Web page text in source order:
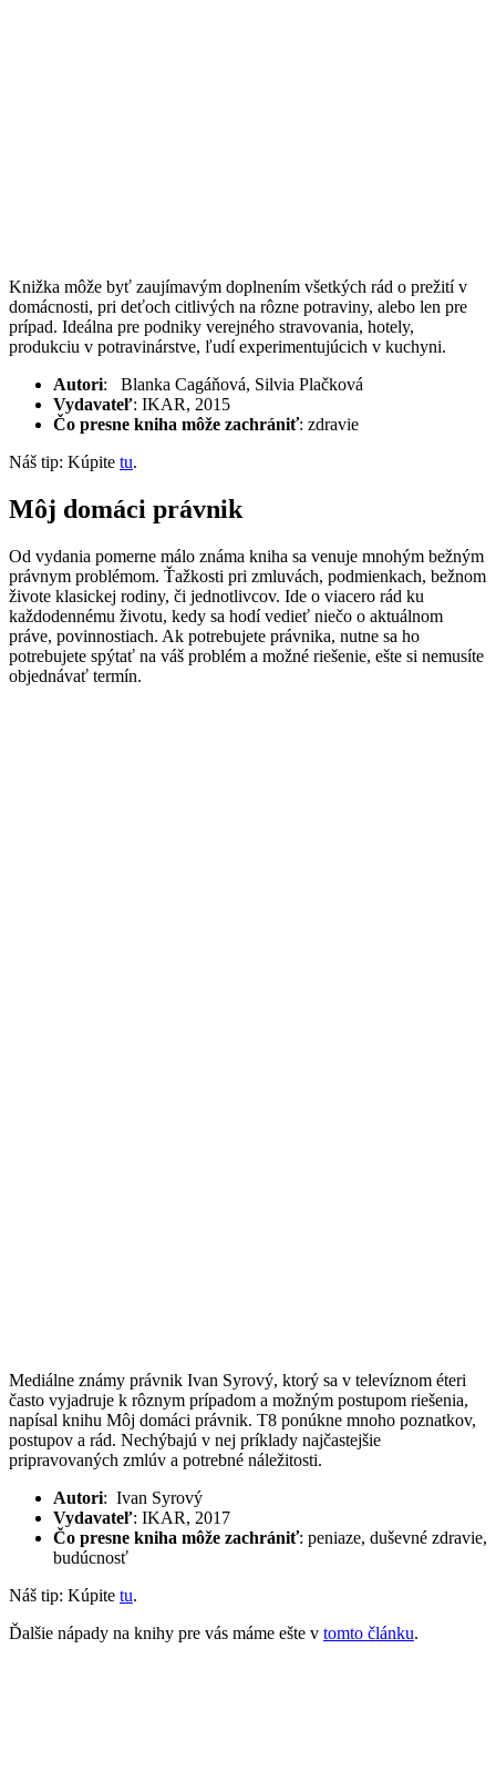
Knižka môže byť zaujímavým doplnením všetkých rád o prežití v
domácnosti, pri deťoch citlivých na rôzne potraviny, alebo len pre
prípad. Ideálna pre podniky verejného stravovania, hotely,
produkciu v potravinárstve, ľudí experimentujúcich v kuchyni.
Autori: Blanka Cagáňová, Silvia Plačková
Vydavateľ: IKAR, 2015
Čo presne kniha môže zachrániť: zdravie
Náš tip: Kúpite tu.
Môj domáci právnik
Od vydania pomerne málo známa kniha sa venuje mnohým bežným
právnym problémom. Ťažkosti pri zmluvách, podmienkach, bežnom
živote klasickej rodiny, či jednotlivcov. Ide o viacero rád ku
každodennému životu, kedy sa hodí vedieť niečo o aktuálnom
práve, povinnostiach. Ak potrebujete právnika, nutne sa ho
potrebujete spýtať na váš problém a možné riešenie, ešte si nemusíte
objednávať termín.
Mediálne známy právnik Ivan Syrový, ktorý sa v televíznom éteri
často vyjadruje k rôznym prípadom a možným postupom riešenia,
napísal knihu Môj domáci právnik. T8 ponúkne mnoho poznatkov,
postupov a rád. Nechýbajú v nej príklady najčastejšie
pripravovaných zmlúv a potrebné náležitosti.
Autori: Ivan Syrový
Vydavateľ: IKAR, 2017
Čo presne kniha môže zachrániť: peniaze, duševné zdravie,
budúcnosť
Náš tip: Kúpite tu.
Ďalšie nápady na knihy pre vás máme ešte v tomto článku.